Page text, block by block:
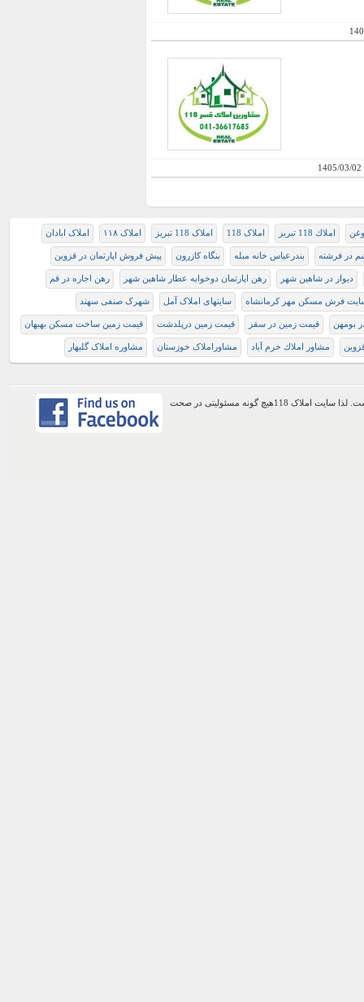
1405/03/02
املاك 118 تبريز املاک 118 املاک 118 تبریز املاک ۱۱۸ املاک ابادان
در فرشته بندرعباس خانه مبله بنگاه کازرون پیش فروش اپارتمان در قزوین
دیوار در شاھین شھر رهن اپارتمان دوخوابه عطار شاهین شهر رهن اجاره در قم
فرش مسكن مهر كرمانشاه سایتهای املاک آمل شهرک صنفی سهند
بومهن قیمت زمین در سقز قیمت زمین درپلدشت قیمت زمین ساخت مسکن بهبهان
مشاور املاك خرم آباد مشاوراملاک خوزستان مشاوره املاک گلبهار
اطلاعات موجود در این وب سایت از طریق کاربران عمومی سایت ثبت شده است. لذا سایت املاک 118هیچ گونه مسئولیتی در صحت